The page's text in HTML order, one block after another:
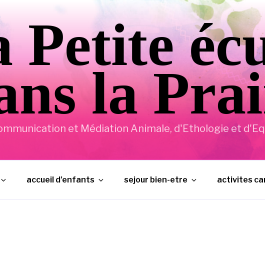
Petite
la
et Médiation Animale, d'Ethologie et
accueil d’enfants sejour bien-etre activites